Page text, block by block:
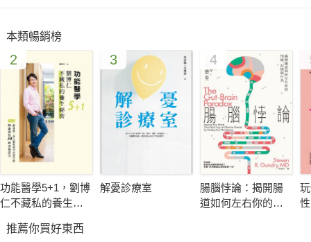
個案實證記錄與解方。
經絡－臟腑－性格－習氣乃互為因果關係，以身心靈一體網路結
構的人體系統看「病灶」，才是治因去病的上上策。
Ü自癒與反自癒
人體有自癒機制，但是當心理出現損傷時，身體不但不會啟動自
癒，還會使狀況更差。這種生理和心理自癒機制完全相反的設
計，隱含了生命存在的意義。
Ü疾病是修行中的重要工具
本類暢銷榜
2
功能醫學5+1，劉博
仁不藏私的養生祕
3
解憂診療室
4
腸腦悖論：揭開腸
道如何左右你的情
推薦你買好東西